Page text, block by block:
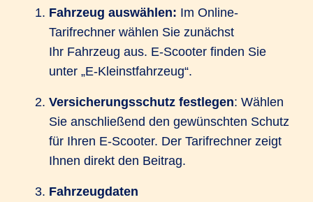
Fahrzeug auswählen: Im Online-
Tarifrechner wählen Sie zunächst
Ihr Fahrzeug aus. E-Scooter finden Sie
unter „E-Kleinstfahrzeug“.
Versicherungsschutz festlegen: Wählen
Sie anschließend den gewünschten Schutz
für Ihren E-Scooter. Der Tarifrechner zeigt
Ihnen direkt den Beitrag.
Fahrzeugdaten